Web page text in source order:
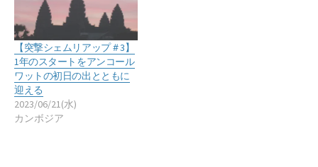
【突撃シェムリアップ＃3】
1年のスタートをアンコール
ワットの初日の出とともに
迎える
2023/06/21(水)
カンボジア